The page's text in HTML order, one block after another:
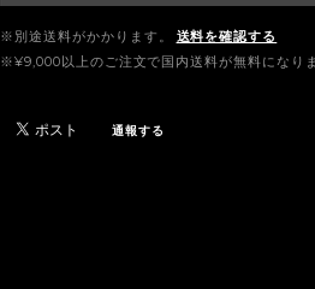
※別途送料がかかります。
送料を確認する
※¥9,000以上のご注文で国内送料が無料になりま
通報する